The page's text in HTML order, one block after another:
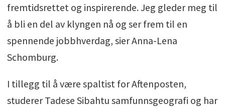
fremtidsrettet og inspirerende. Jeg gleder meg til
å bli en del av klyngen nå og ser frem til en
spennende jobbhverdag, sier Anna-Lena
Schomburg.
I tillegg til å være spaltist for Aftenposten,
studerer Tadese Sibahtu samfunnsgeografi og har